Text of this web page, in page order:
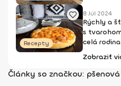
Recepty
8 Júl 2024
Rýchly a
s
celá rodina
Zobraziť
Články so značkou: